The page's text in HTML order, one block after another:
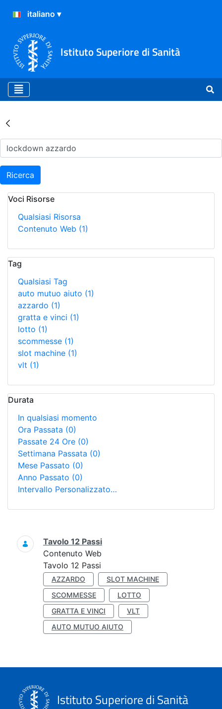
Istituto Superiore di Sanità
Risultati della Ricerca -
Ricerca
Voci Risorse
Qualsiasi Risorsa
Contenuto Web (1)
Tag
Qualsiasi Tag
auto mutuo aiuto (1)
azzardo (1)
gratta e vinci (1)
lotto (1)
scommesse (1)
slot machine (1)
vlt (1)
Durata
In qualsiasi momento
Ora Passata (0)
Passate 24 Ore (0)
Settimana Passata (0)
Mese Passato (0)
Anno Passato (0)
Intervallo Personalizzato…
Ricerca
Tavolo 12 Passi
Contenuto Web
Tavolo 12 Passi
AZZARDO
SLOT MACHINE
SCOMMESSE
LOTTO
GRATTA E VINCI
VLT
AUTO MUTUO AIUTO
Istituto Superiore di Sanità